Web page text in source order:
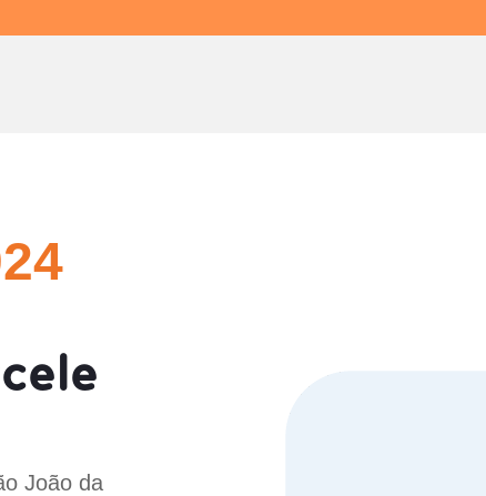
João da